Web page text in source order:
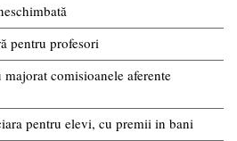
pentru profesori
comisioanele aferente
pentru elevi, cu premii in bani